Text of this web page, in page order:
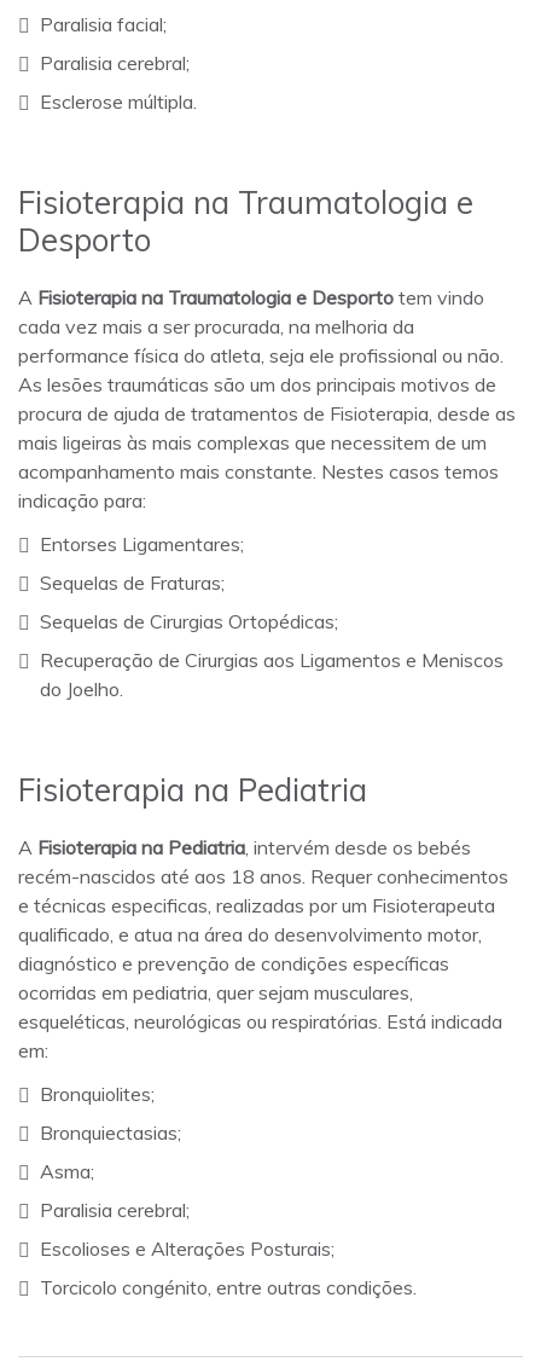
Paralisia facial;
Paralisia cerebral;
Esclerose múltipla.
Fisioterapia na Traumatologia e
Desporto
A Fisioterapia na Traumatologia e Desporto tem vindo
cada vez mais a ser procurada, na melhoria da
performance física do atleta, seja ele profissional ou não.
As lesões traumáticas são um dos principais motivos de
procura de ajuda de tratamentos de Fisioterapia, desde as
mais ligeiras às mais complexas que necessitem de um
acompanhamento mais constante. Nestes casos temos
indicação para:
Entorses Ligamentares;
Sequelas de Fraturas;
Sequelas de Cirurgias Ortopédicas;
Recuperação de Cirurgias aos Ligamentos e Meniscos
do Joelho.
Fisioterapia na Pediatria
A Fisioterapia na Pediatria, intervém desde os bebés
recém-nascidos até aos 18 anos. Requer conhecimentos
e técnicas especificas, realizadas por um Fisioterapeuta
qualificado, e atua na área do desenvolvimento motor,
diagnóstico e prevenção de condições específicas
ocorridas em pediatria, quer sejam musculares,
esqueléticas, neurológicas ou respiratórias. Está indicada
em:
Bronquiolites;
Bronquiectasias;
Asma;
Paralisia cerebral;
Escolioses e Alterações Posturais;
Torcicolo congénito, entre outras condições.